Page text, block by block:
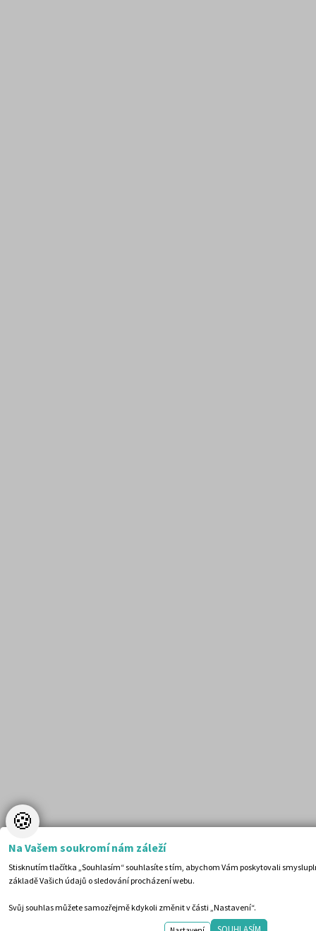
🍪
Na Vašem soukromí nám záleží
Stisknutím tlačítka „Souhlasím“ souhlasíte s tím, abychom Vám poskytovali
základě Vašich údajů o sledování procházení webu.
Svůj souhlas můžete samozřejmě kdykoli změnit v části „Nastavení“.